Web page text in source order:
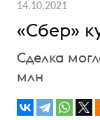
14.10.2021
«Сбер»
Сделка
млн